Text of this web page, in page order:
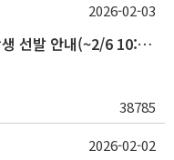
2026-1학기 신양문화재단 성적장학생 선발 안내(~2/6 10:00)
38785
2026-02-03
2026-02-02